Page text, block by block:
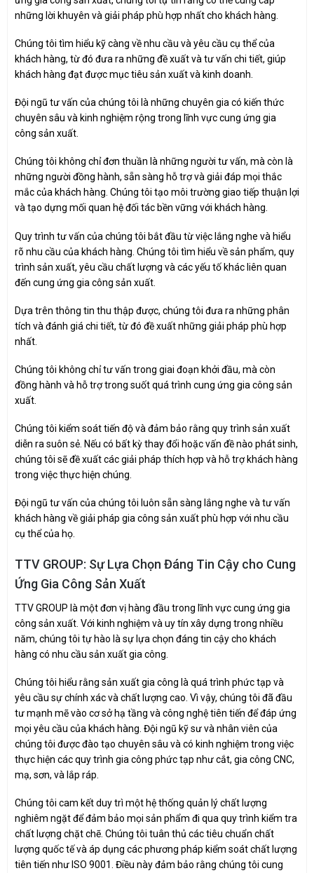
những lời khuyên và giải pháp phù hợp nhất cho khách hàng.
Chúng tôi tìm hiểu kỹ càng về nhu cầu và yêu cầu cụ thể của
khách hàng, từ đó đưa ra những đề xuất và tư vấn chi tiết, giúp
khách hàng đạt được mục tiêu sản xuất và kinh doanh.
Đội ngũ tư vấn của chúng tôi là những chuyên gia có kiến thức
chuyên sâu và kinh nghiệm rộng trong lĩnh vực cung ứng gia
công sản xuất.
Chúng tôi không chỉ đơn thuần là những người tư vấn, mà còn là
những người đồng hành, sẵn sàng hỗ trợ và giải đáp mọi thắc
mắc của khách hàng. Chúng tôi tạo môi trường giao tiếp thuận lợi
và tạo dựng mối quan hệ đối tác bền vững với khách hàng.
Quy trình tư vấn của chúng tôi bắt đầu từ việc lắng nghe và hiểu
rõ nhu cầu của khách hàng. Chúng tôi tìm hiểu về sản phẩm, quy
trình sản xuất, yêu cầu chất lượng và các yếu tố khác liên quan
đến cung ứng gia công sản xuất.
Dựa trên thông tin thu thập được, chúng tôi đưa ra những phân
tích và đánh giá chi tiết, từ đó đề xuất những giải pháp phù hợp
nhất.
Chúng tôi không chỉ tư vấn trong giai đoạn khởi đầu, mà còn
đồng hành và hỗ trợ trong suốt quá trình cung ứng gia công sản
xuất.
Chúng tôi kiểm soát tiến độ và đảm bảo rằng quy trình sản xuất
diễn ra suôn sẻ. Nếu có bất kỳ thay đổi hoặc vấn đề nào phát sinh,
chúng tôi sẽ đề xuất các giải pháp thích hợp và hỗ trợ khách hàng
trong việc thực hiện chúng.
Đội ngũ tư vấn của chúng tôi luôn sẵn sàng lắng nghe và tư vấn
khách hàng về giải pháp gia công sản xuất phù hợp với nhu cầu
cụ thể của họ.
TTV GROUP: Sự Lựa Chọn Đáng Tin Cậy cho Cung
Ứng Gia Công Sản Xuất
TTV GROUP là một đơn vị hàng đầu trong lĩnh vực cung ứng gia
công sản xuất. Với kinh nghiệm và uy tín xây dựng trong nhiều
năm, chúng tôi tự hào là sự lựa chọn đáng tin cậy cho khách
hàng có nhu cầu sản xuất gia công.
Chúng tôi hiểu rằng sản xuất gia công là quá trình phức tạp và
yêu cầu sự chính xác và chất lượng cao. Vì vậy, chúng tôi đã đầu
tư mạnh mẽ vào cơ sở hạ tầng và công nghệ tiên tiến để đáp ứng
mọi yêu cầu của khách hàng. Đội ngũ kỹ sư và nhân viên của
chúng tôi được đào tạo chuyên sâu và có kinh nghiệm trong việc
thực hiện các quy trình gia công phức tạp như cắt, gia công CNC,
mạ, sơn, và lắp ráp.
Chúng tôi cam kết duy trì một hệ thống quản lý chất lượng
nghiêm ngặt để đảm bảo mọi sản phẩm đi qua quy trình kiểm tra
chất lượng chặt chẽ. Chúng tôi tuân thủ các tiêu chuẩn chất
lượng quốc tế và áp dụng các phương pháp kiểm soát chất lượng
tiên tiến như ISO 9001. Điều này đảm bảo rằng chúng tôi cung